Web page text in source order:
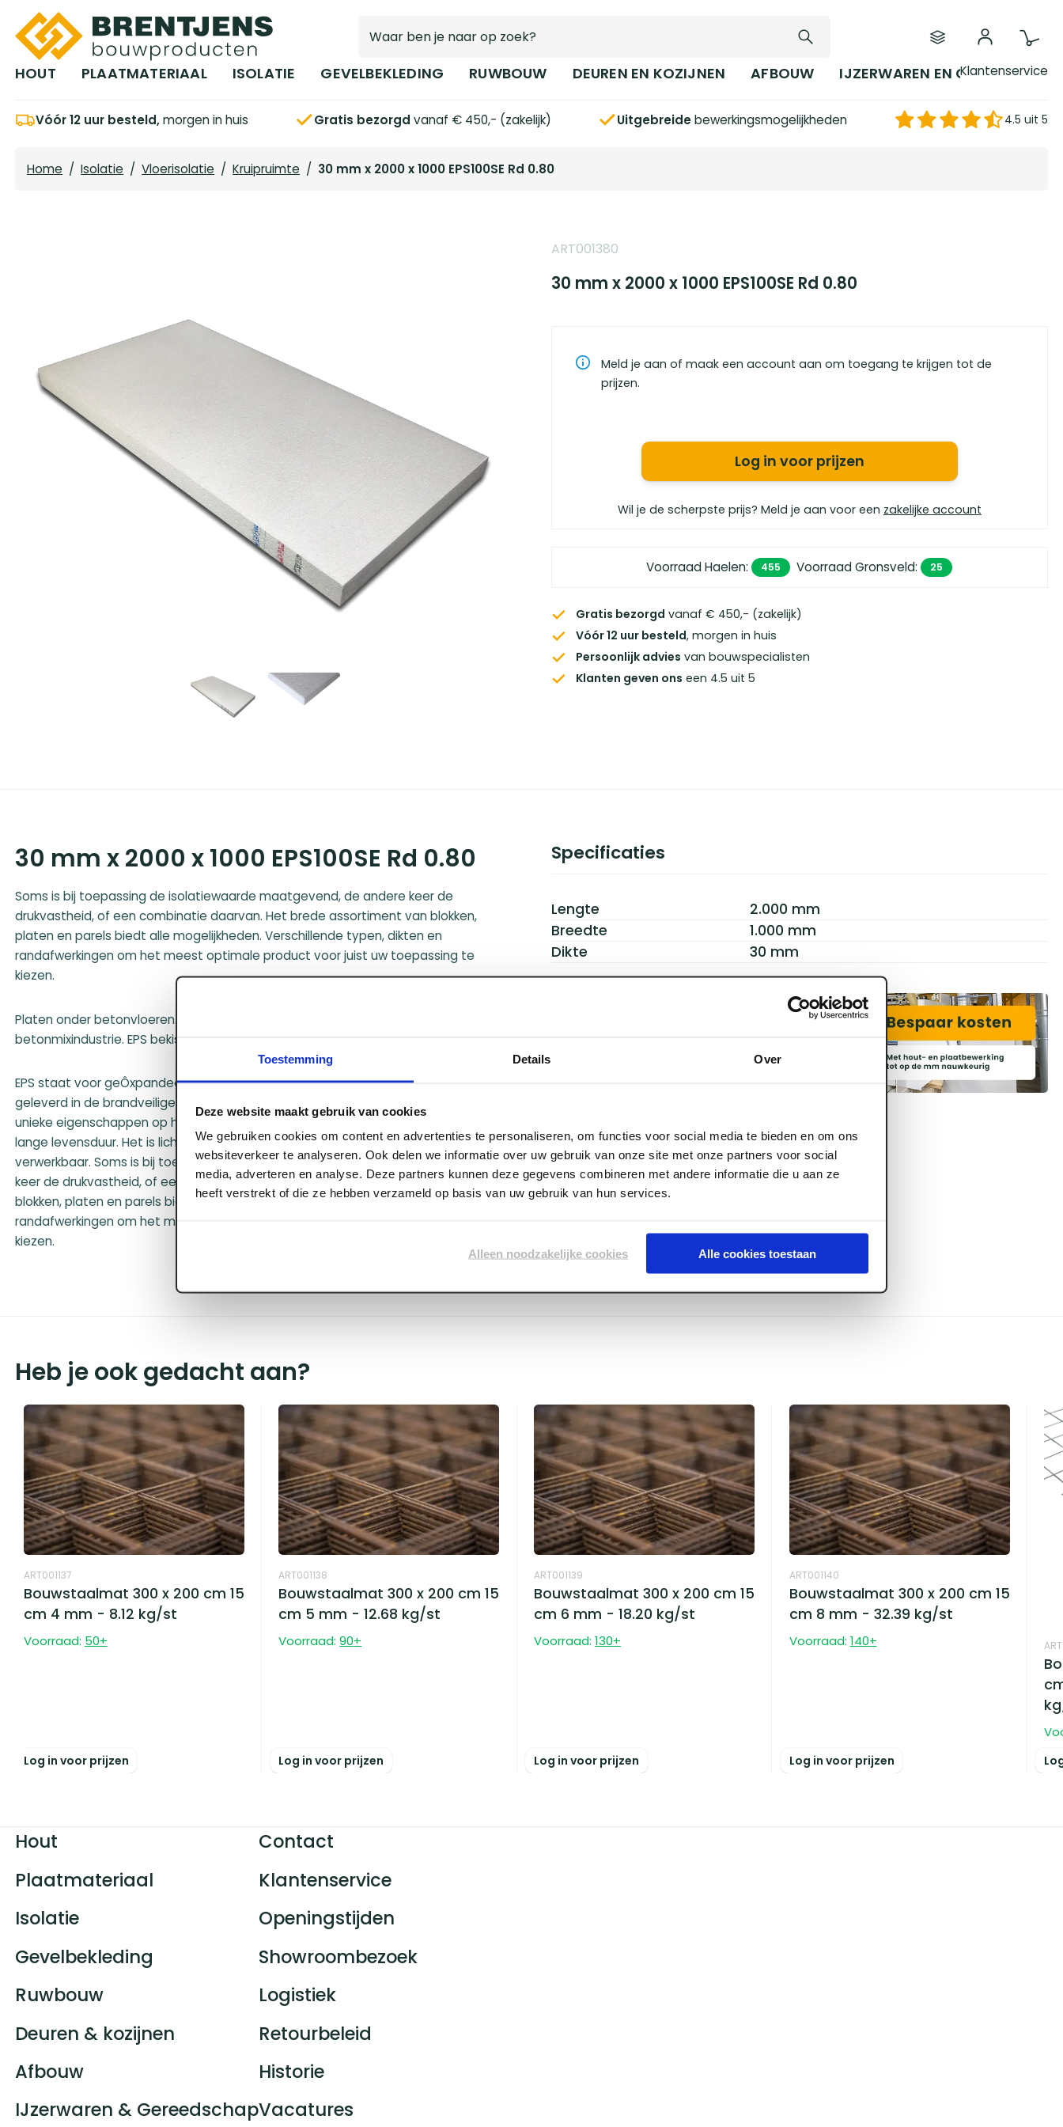
Toestemming Details Over
Deze website maakt gebruik van cookies
We gebruiken cookies om content en advertenties te personaliseren, om functies voor social media te bieden en om ons
websiteverkeer te analyseren. Ook delen we informatie over uw gebruik van onze site met onze partners voor social
media, adverteren en analyse. Deze partners kunnen deze gegevens combineren met andere informatie die u aan ze
heeft verstrekt of die ze hebben verzameld op basis van uw gebruik van hun services.
Alleen noodzakelijke cookies Alle cookies toestaan
Ga naar hoofdinhoud
HOUT PLAATMATERIAAL ISOLATIE GEVELBEKLEDING RUWBOUW DEUREN EN KOZIJNEN AFBOUW IJZERWAREN EN GEREEDSCHAP
Klantenservice
Vóór 12 uur besteld,morgen in huis Gratis bezorgd vanaf € 450,- (zakelijk) Uitgebreidebewerkingsmogelijkheden 4.5 uit 5
Home / Isolatie / Vloerisolatie / Kruipruimte / 30 mm x 2000 x 1000 EPS100SE Rd 0.80
ART001380
30 mm x 2000 x 1000 EPS100SE Rd 0.80
Meld je aan of maak een account aan om toegang te krijgen tot de
prijzen.
Log in voor prijzen
Wil je de scherpste prijs? Meld je aan voor een zakelijke account
Voorraad Haelen: 455 Voorraad Gronsveld: 25
Gratis bezorgd vanaf € 450,- (zakelijk)
Vóór 12 uur besteld, morgen in huis
Persoonlijk advies van bouwspecialisten
Klanten geven ons een 4.5 uit 5
30 mm x 2000 x 1000 EPS100SE Rd 0.80
Soms is bij toepassing de isolatiewaarde maatgevend, de andere keer de
drukvastheid, of een combinatie daarvan. Het brede assortiment van blokken,
platen en parels biedt alle mogelijkheden. Verschillende typen, dikten en
randafwerkingen om het meest optimale product voor juist uw toepassing te
kiezen.
Platen onder betonvloeren. Platen bij vloerverwarmingssystemen. Parels in de
betonmixindustrie. EPS bekistingen.
EPS staat voor geÔxpandeerd polystyreen en wordt door IsoBouw Systems altijd
geleverd in de brandveilige SE-kwaliteit. EPS is een uiterst veelzijdig materiaal met
unieke eigenschappen op het gebied van isolatie, gezondheid, veiligheid, milieu en
lange levensduur. Het is licht van gewicht en toch drukvast, gemakkelijk en veilig
verwerkbaar. Soms is bij toepassing de isolatiewaarde maatgevend, de andere
keer de drukvastheid, of een combinatie daarvan. Het brede assortiment van
blokken, platen en parels biedt alle mogelijkheden. Verschillende typen, dikten en
randafwerkingen om het meest optimale product voor juist uw toepassing te
kiezen.
Specificaties
Lengte
2.000 mm
Breedte
1.000 mm
Dikte
30 mm
Downloads
KOMO_EPS_platen.pdf (415.1
Heb je ook gedacht aan?
ART001137
Bouwstaalmat 300 x 200 cm 15
cm 4 mm - 8.12 kg/st
Voorraad: 50+
Log in voor prijzen
ART001138
Bouwstaalmat 300 x 200 cm 15
cm 5 mm - 12.68 kg/st
Voorraad: 90+
Log in voor prijzen
ART001139
Bouwstaalmat 300 x 200 cm 15
cm 6 mm - 18.20 kg/st
Voorraad: 130+
Log in voor prijzen
ART001140
Bouwstaalmat 300 x 200 cm 15
cm 8 mm - 32.39 kg/st
Voorraad: 140+
Log in voor prijzen
Hout
Plaatmateriaal
Isolatie
Gevelbekleding
Ruwbouw
Deuren & kozijnen
Afbouw
IJzerwaren & Gereedschap
Contact
Klantenservice
Openingstijden
Showroombezoek
Logistiek
Retourbeleid
Historie
Vacatures